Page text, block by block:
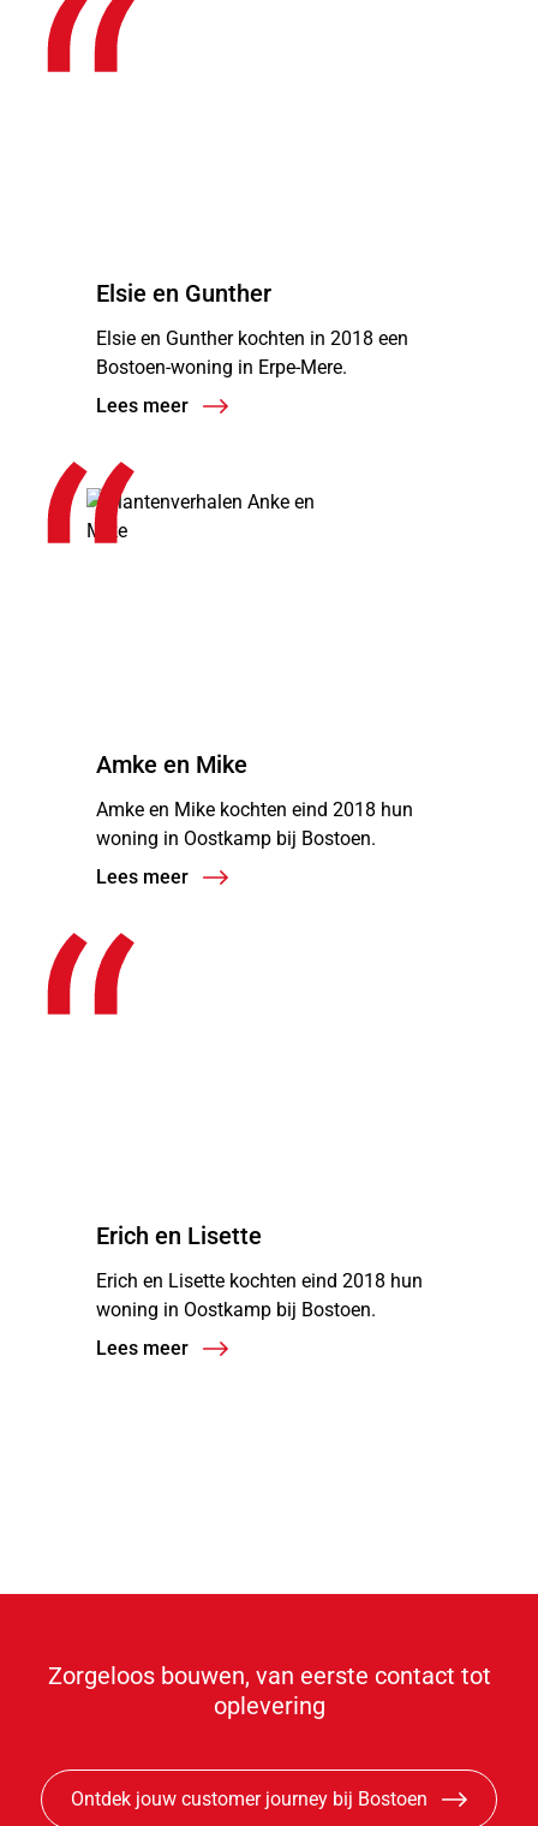
“Elsie en Gunther
Elsie en Gunther kochten in 2018 een
Bostoen-woning in Erpe-Mere.
Lees meer
“Amke en Mike
Amke en Mike kochten eind 2018 hun
woning in Oostkamp bij Bostoen.
Lees meer
“Erich en Lisette
Erich en Lisette kochten eind 2018 hun
woning in Oostkamp bij Bostoen.
Lees meer
Zorgeloos bouwen, van eerste contact tot
oplevering
Ontdek jouw customer journey bij Bostoen